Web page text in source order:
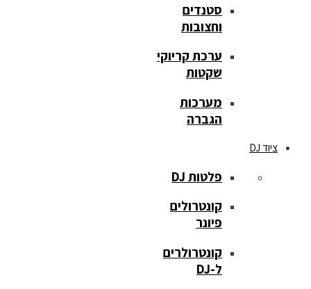
סטנדים
וחצובות
ערכת קריוקי
שקטות
מערכות
הגברה
ציוד DJ
פלטות DJ
קונטרולים
פיונר
קונטרולרים
ל-DJ